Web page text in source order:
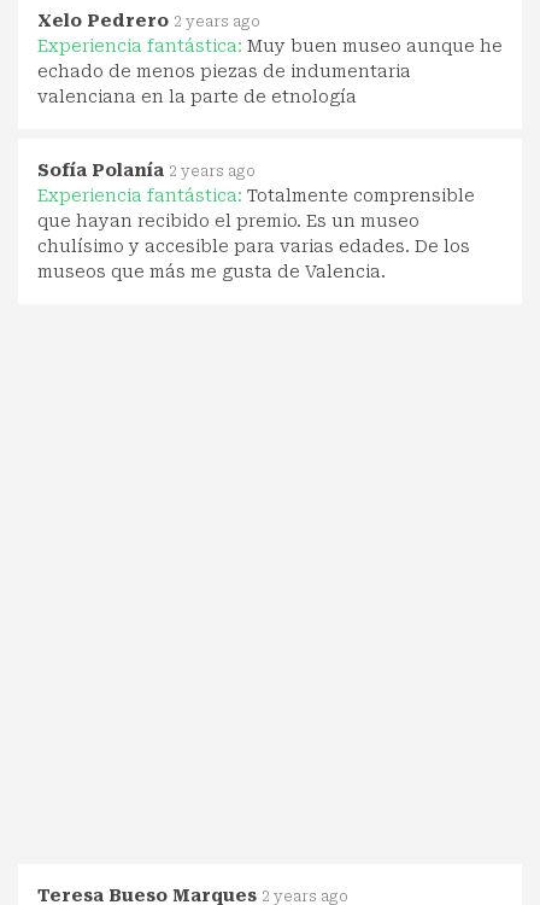
Xelo Pedrero 2 years ago
Experiencia fantástica: Muy buen museo aunque he
echado de menos piezas de indumentaria
valenciana en la parte de etnología
Sofía Polanía 2 years ago
Experiencia fantástica: Totalmente comprensible
que hayan recibido el premio. Es un museo
chulísimo y accesible para varias edades. De los
museos que más me gusta de Valencia.
Teresa Bueso Marques 2 years ago